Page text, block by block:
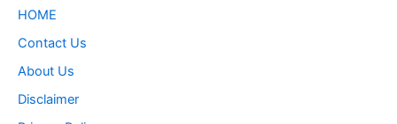
HOME
Contact Us
About Us
Disclaimer